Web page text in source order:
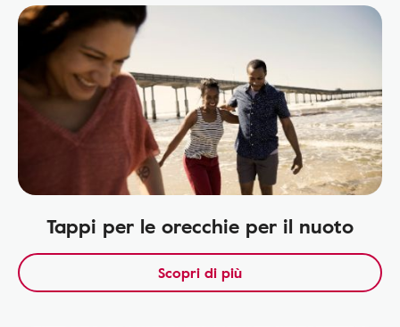
Tappi per le orecchie per il nuoto
Scopri di più